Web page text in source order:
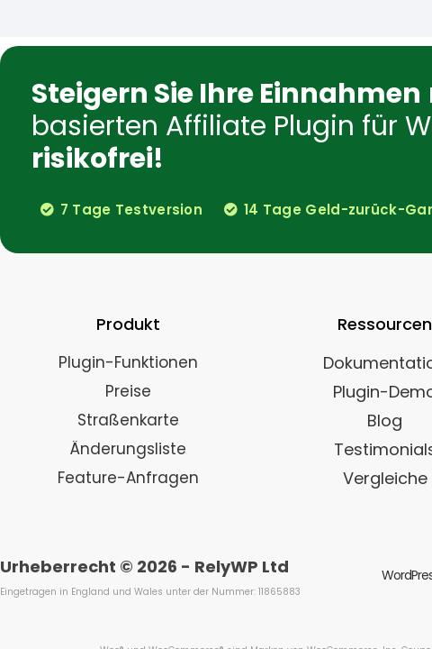
Steigern Sie Ihre Einnahmen
basierten Affiliate Plugin für
risikofrei!
7 Tage Testversion 14 Tage Geld-zurück-
Produkt
Plugin-Funktionen
Preise
Straßenkarte
Änderungsliste
Feature-Anfragen
Ressourcen
Plugin-
Blog
Vergleiche
Urheberrecht © 2026 - RelyWP Ltd
Eingetragen in England und Wales unter der Nummer: 11865883